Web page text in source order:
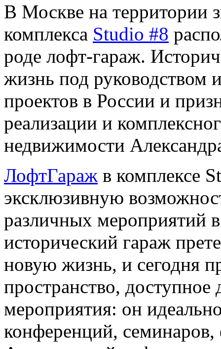
В Москве на территории
комплекса Studio #8
роде лофт-гараж.
жизнь под руководством
проектов в России и
реализации и
недвижимости
ЛофтГараж в комплексе
эксклюзивную
различных мероприятий
исторический гараж
новую жизнь, и сегодня
пространство,
мероприятия: он
конференций,